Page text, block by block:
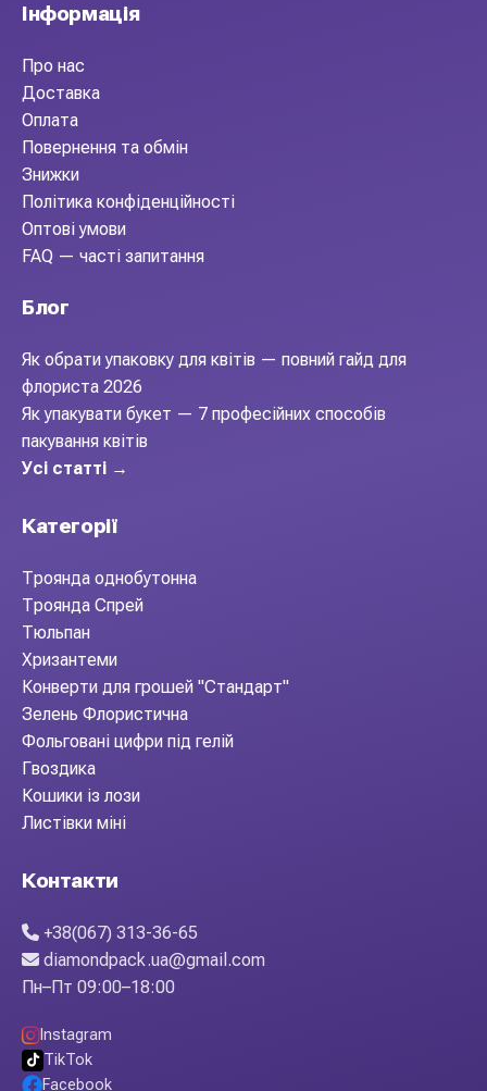
Інформація
Про нас
Доставка
Оплата
Повернення та обмін
Знижки
Політика конфіденційності
Оптові умови
FAQ — часті запитання
Блог
Як обрати упаковку для квітів — повний гайд для
флориста 2026
Як упакувати букет — 7 професійних способів
пакування квітів
Усі статті →
Категорії
Троянда однобутонна
Троянда Спрей
Тюльпан
Хризантеми
Конверти для грошей "Стандарт"
Зелень Флористична
Фольговані цифри під гелій
Гвоздика
Кошики із лози
Листівки міні
Контакти
+38(067) 313-36-65
diamondpack.ua@gmail.com
Пн–Пт 09:00–18:00
Instagram
TikTok
Facebook